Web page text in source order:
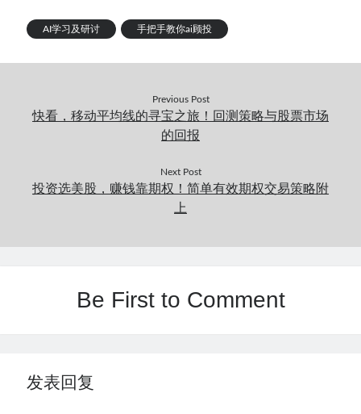
AI学习及研讨 手把手教你ai顾投
Previous Post
快看，移动平均线的寻宝之旅！回测策略与股票市场
的回报
Next Post
投资选美股，赚钱靠期权！简单有效期权交易策略附
上
Be First to Comment
发表回复